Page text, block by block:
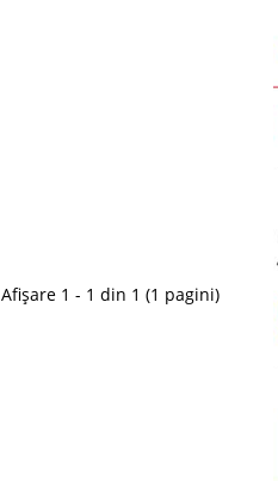
Afișare 1 - 1 din 1 (1 pagini)